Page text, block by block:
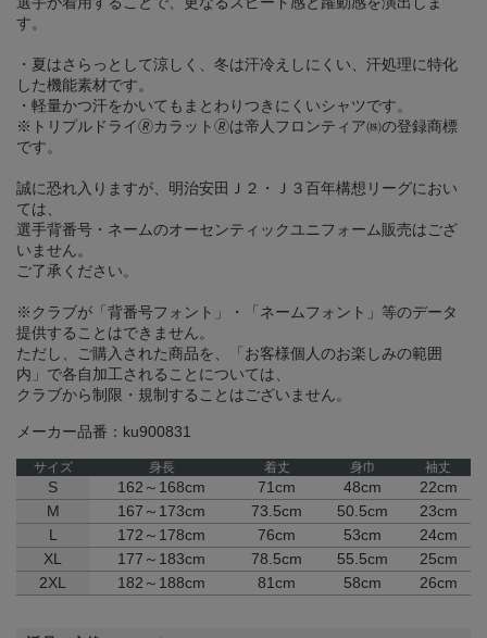
す。
・夏はさらっとして涼しく、冬は汗冷えしにくい、汗処理に特化
した機能素材です。
・軽量かつ汗をかいてもまとわりつきにくいシャツです。
※トリプルドライ🄬カラット🄬は帝人フロンティア㈱の登録商標
です。
誠に恐れ入りますが、明治安田Ｊ２・Ｊ３百年構想リーグにおい
ては、
選手背番号・ネームのオーセンティックユニフォーム販売はござ
いません。
ご了承ください。
※クラブが「背番号フォント」・「ネームフォント」等のデータ
提供することはできません。
ただし、ご購入された商品を、「お客様個人のお楽しみの範囲
内」で各自加工されることについては、
クラブから制限・規制することはございません。
メーカー品番：ku900831
サイズ 身長 着丈 身巾 袖丈
S 162～168cm 71cm 48cm
22cm
M
167～173cm 73.5cm 50.5cm
23cm
L
172～178cm 76cm 53cm
24cm
XL
177～183cm 78.5cm 55.5cm
25cm
2XL
182～188cm 81cm 58cm 26cm